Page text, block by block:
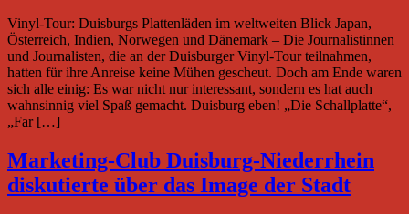
Vinyl-Tour: Duisburgs Plattenläden im weltweiten Blick Japan,
Österreich, Indien, Norwegen und Dänemark – Die Journalistinnen
und Journalisten, die an der Duisburger Vinyl-Tour teilnahmen,
hatten für ihre Anreise keine Mühen gescheut. Doch am Ende waren
sich alle einig: Es war nicht nur interessant, sondern es hat auch
wahnsinnig viel Spaß gemacht. Duisburg eben! „Die Schallplatte“,
„Far […]
Marketing-Club Duisburg-Niederrhein
diskutierte über das Image der Stadt